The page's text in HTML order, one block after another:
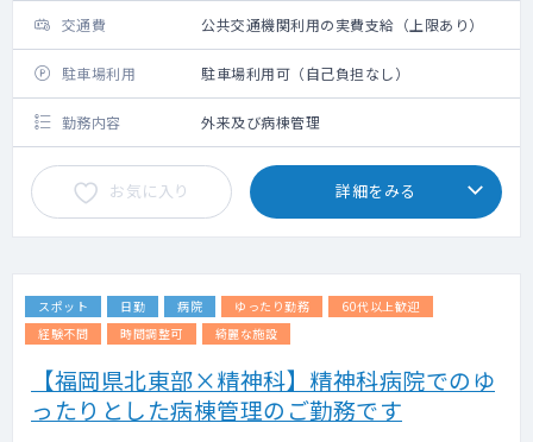
交通費 公共交通機関利用の実費支給（上限あり）
駐車場利用 駐車場利用可（自己負担なし）
勤務内容 外来及び病棟管理
お気に入り 詳細をみる
スポット 日勤 病院 ゆったり勤務
60代以上歓迎
経験不問
時間調整可 綺麗な施設
【福岡県北東部×精神科】精神科病院でのゆ
ったりとした病棟管理のご勤務です